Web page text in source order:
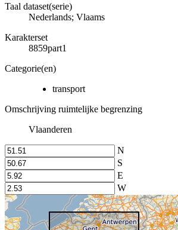
Taal dataset(serie)
Nederlands; Vlaams
Karakterset
8859part1
Categorie(en)
transport
Omschrijving ruimtelijke begrenzing
Vlaanderen
N
S
E
W